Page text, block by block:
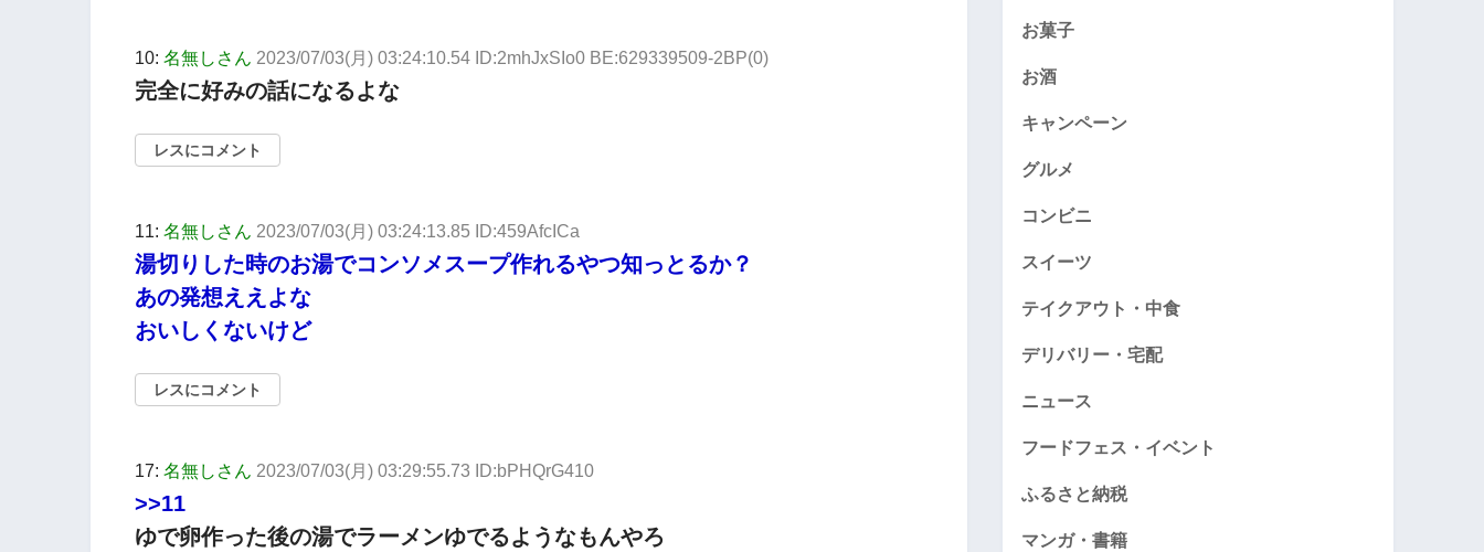
10: 名無しさん 2023/07/03(月) 03:24:10.54 ID:2mhJxSIo0 BE:629339509-2BP(0)
完全に好みの話になるよな
レスにコメント
11: 名無しさん 2023/07/03(月) 03:24:13.85 ID:459AfcICa
湯切りした時のお湯でコンソメスープ作れるやつ知っとるか？
あの発想ええよな
おいしくないけど
レスにコメント
17: 名無しさん 2023/07/03(月) 03:29:55.73 ID:bPHQrG410
>>11
ゆで卵作った後の湯でラーメンゆでるようなもんやろ
お菓子
お酒
キャンペーン
グルメ
コンビニ
スイーツ
テイクアウト・中食
デリバリー・宅配
ニュース
フードフェス・イベント
ふるさと納税
マンガ・書籍